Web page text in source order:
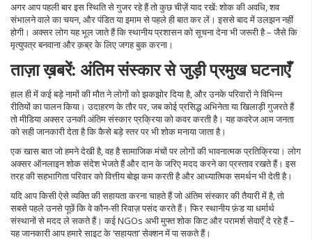
अगर आप पहली बार इस स्थिति से गुजर रहे हैं तो कुछ चीज़ें याद रखें: शोक की अवधि, शव
संभालने वाले का चयन, और पंडित या इमाम से पहले ही बात कर लें। इससे बाद में उलझन नहीं
होगी। अक्सर लोग यह भूल जाते हैं कि स्थानीय प्रशासन को सूचना देना भी जरूरी है – जैसे कि
मृत्युपत्र बनवाना और क़ब्र के लिए जगह बुक करना।
ताज़ा ख़बरें: अंतिम संस्कार से जुड़ी प्रमुख घटनाएँ
हाल ही में कई बड़े नामों की मौत ने लोगों को झकझोर दिया है, और उनके परिवारों ने विभिन्न
रीतियों का पालन किया। उदाहरण के तौर पर, जब कोई प्रसिद्ध अभिनेता या खिलाड़ी गुजरते हैं
तो मीडिया अक्सर उनकी अंतिम संस्कार प्रक्रिया को कवर करती है। यह कवरेज आम जनता
को सही जानकारी देता है कि कैसे बड़े स्तर पर भी शोक मनाया जाता है।
एक खास बात जो हमने देखी है, वह है सामाजिक मंचों पर लोगों की भावनात्मक प्रतिक्रिया। लोग
अक्सर ऑनलाइन शोक संदेश भेजते हैं और दान के जरिए मदद करने का प्रस्ताव रखते हैं। इस
तरह की सहभागिता परिवार को वित्तीय बोझ कम करती है और आध्यात्मिक समर्थन भी देती है।
यदि आप किसी ऐसे व्यक्ति की सहायता करना चाहते हैं जो अंतिम संस्कार की तैयारी में है, तो
सबसे पहले उनसे पूछें कि वे कौन‑सी रिवाज़ पसंद करते हैं। फिर स्थानीय फ़ंड या धर्मार्थ
संस्थानों से मदद ले सकते हैं। कई NGOs अभी मुफ्त शोक किट और परामर्श सेवाएँ दे रहे हैं –
यह जानकारी आप हमारे साइट के ‘सहायता’ सेक्शन में पा सकते हैं।